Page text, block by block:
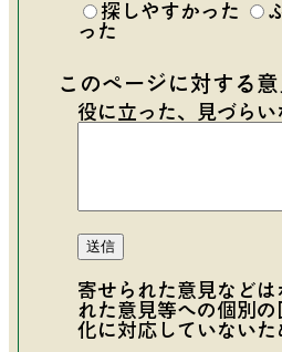
探しやすかった
った
このページに対する
役に立った、見づら
寄せられた意見など
れた意見等への個別
化に対応していない